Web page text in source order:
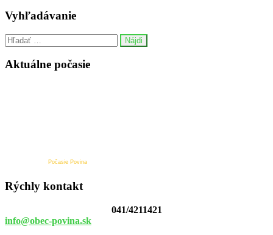
Vyhľadávanie
Aktuálne počasie
Počasie Povina
Rýchly kontakt
041/4211421
info@obec-povina.sk